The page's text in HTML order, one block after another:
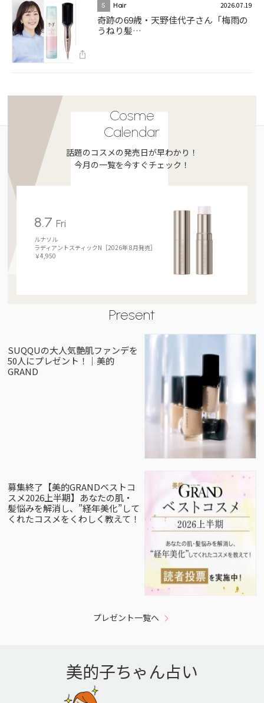
5 Hair 2026.07.19
奇跡の69歳・天野佳代子さん「梅雨の
うねり髪…
Cosme
Calendar
話題のコスメの発売日が早わかり！
今月の一覧を今すぐチェック！
8.7 Fri
ルナソル
ラディアントスティックN［2026年 8月発売］
￥4,950
Present
SUQQUの大人気艶肌ファンデを
50人にプレゼント！｜美的
GRAND
募集終了【美的GRANDベストコ
スメ2026上半期】あなたの肌・
髪悩みを解消し、”経年美化”して
くれたコスメをくわしく教えて！
プレゼント一覧へ
美的子ちゃん占い